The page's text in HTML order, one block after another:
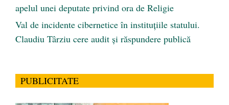
apelul unei deputate privind ora de Religie
Val de incidente cibernetice în instituțiile statului.
Claudiu Târziu cere audit și răspundere publică
PUBLICITATE